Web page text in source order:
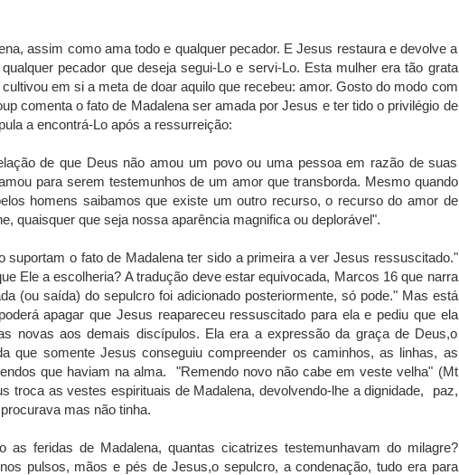
assim como ama todo e qualquer pecador. E Jesus restaura e devolve a
pecador que deseja segui-Lo e servi-Lo. Esta mulher era tão grata
em si a meta de doar aquilo que recebeu: amor. Gosto do modo com
comenta o fato de Madalena ser amada por Jesus e ter tido o privilégio de
a encontrá-Lo após a ressurreição:
de que Deus não amou um povo ou uma pessoa em razão de suas
para serem testemunhos de um amor que transborda. Mesmo quando
homens saibamos que existe um outro recurso, o recurso do amor de
quaisquer que seja nossa aparência magnifica ou deplorável".
suportam o fato de Madalena ter sido a primeira a ver Jesus ressuscitado."
Ele a escolheria? A tradução deve estar equivocada, Marcos 16 que narra
(ou saída) do sepulcro foi adicionado posteriormente, só pode." Mas está
apagar que Jesus reapareceu ressuscitado para ela e pediu que ela
novas aos demais discípulos. Ela era a expressão da graça de Deus,o
que somente Jesus conseguiu compreender os caminhos, as linhas, as
que haviam na alma. "Remendo novo não cabe em veste velha" (Mt
troca as vestes espirituais de Madalena, devolvendo-lhe a dignidade, paz,
mas não tinha.
as feridas de Madalena, quantas cicatrizes testemunhavam do milagre?
pulsos, mãos e pés de Jesus,o sepulcro, a condenação, tudo era para